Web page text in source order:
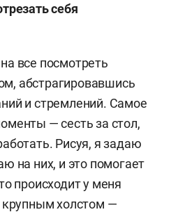
себя
все посмотреть
абстрагировавшись
и стремлений. Самое
— сесть за стол,
Рисуя, я задаю
на них, и это помогает
происходит у меня
крупным холстом —